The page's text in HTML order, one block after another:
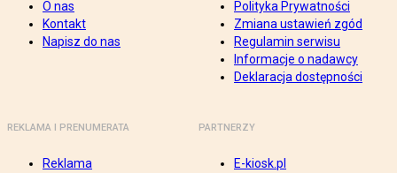
O nas
Kontakt
Napisz do nas
Polityka Prywatności
Zmiana ustawień zgód
Regulamin serwisu
Informacje o nadawcy
Deklaracja dostępności
REKLAMA I PRENUMERATA
Reklama
PARTNERZY
E-kiosk.pl